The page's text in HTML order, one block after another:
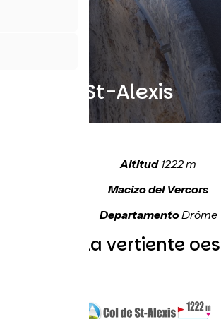
Col de St-Alexis
Altitud1222 m
Macizo del Vercors
DepartamentoDrôme
Topo de la vertiente